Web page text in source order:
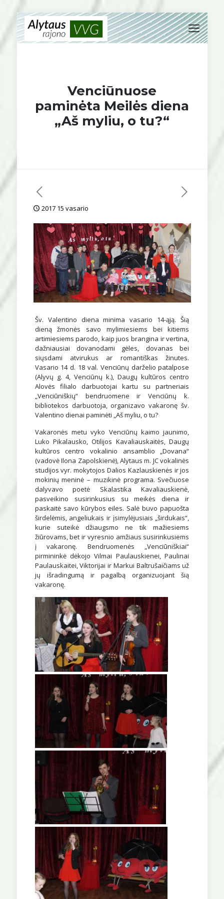
Venciūnuose
paminėta Meilės diena
„Aš myliu, o tu?“
2017 15 vasario
Šv. Valentino diena minima vasario 14-ąją. Šią
dieną žmonės savo mylimiesiems bei kitiems
artimiesiems parodo, kaip juos brangina ir vertina,
dažniausiai dovanodami gėles, dovanas bei
siųsdami atvirukus ar romantiškas žinutes.
Vasario 14 d. 18 val. Venciūnų darželio patalpose
(Alyvų g. 4, Venciūnų k.), Daugų kultūros centro
Alovės filialo darbuotojai kartu su partneriais
„Venciūniškių“ bendruomene ir Venciūnų k.
bibliotekos darbuotoja, organizavo vakaronę šv.
Valentino dienai paminėti „Aš myliu, o tu?
Vakaronės metu vyko Venciūnų kaimo jaunimo,
Luko Pikalausko, Otilijos Kavaliauskaitės, Daugų
kultūros centro vokalinio ansamblio „Dovana“
(vadovė Ilona Zapolskienė), Alytaus m. JC vokalinės
studijos vyr. mokytojos Dalios Kazlauskienės ir jos
mokinių meninė – muzikinė programa. Svečiuose
dalyvavo poetė Skalastika Kavaliauskienė,
pasveikino susirinkusius su meikės diena ir
paskaitė savo kūrybos eiles. Salė buvo papuošta
širdelėmis, angeliukais ir įsimylėjusiais „širdukais“,
kurie suteikė džiaugsmo ne tik mažiesiems
žiūrovams, bet ir vyresnio amžiaus susirinkusiems
į vakaronę. Bendruomenės „Venciūniškiai“
pirmininkė dėkojo Vilmai Paulauskienei, Paulinai
Paulauskaitei, Viktorijai ir Markui Baltrušaičiams už
jų išradingumą ir pagalbą organizuojant šią
vakaronę.